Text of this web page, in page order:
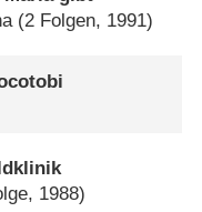
(2 Folgen, 1991)
1988)